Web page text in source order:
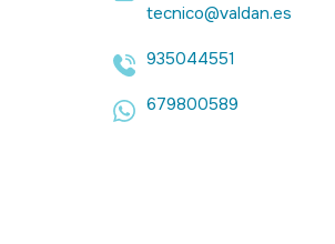
tecnico@valdan.es
935044551
679800589